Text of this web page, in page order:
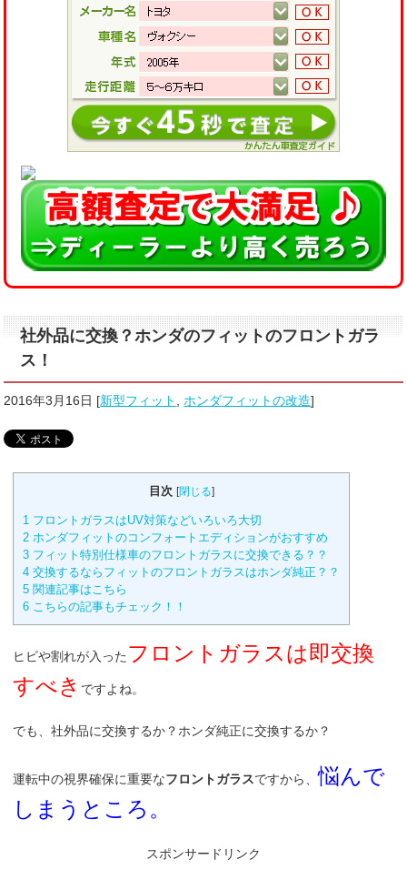
社外品に交換？ホンダのフィットのフロントガラ
ス！
2016年3月16日 [新型フィット ホンダフィットの改造]
目次 [閉じる]
1 フロントガラスはUV対策などいろいろ大切
2 ホンダフィットのコンフォートエディションがおすすめ
3 フィット特別仕様車のフロントガラスに交換できる？？
4 交換するならフィットのフロントガラスはホンダ純正？？
5 関連記事はこちら
6 こちらの記事もチェック！！
ヒビや割れが入った フロントガラスは即交換
すべき ですよね。
でも、社外品に交換するか？ホンダ純正に交換するか？
運転中の視界確保に重要なフロントガラスですから、悩んで
しまうところ。
スポンサードリンク